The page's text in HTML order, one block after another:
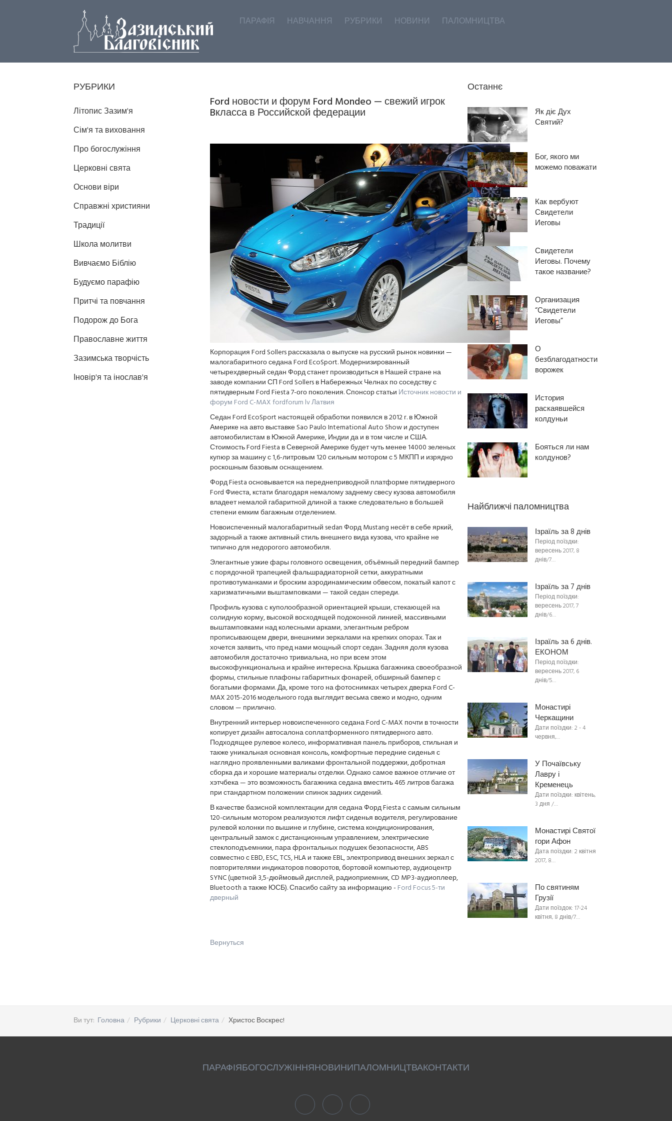
ПАРАФІЯ НАВЧАННЯ РУБРИКИ НОВИНИ ПАЛОМНИЦТВА
Ford новости и форум Ford Mondeo — свежий игрок
Bкласса в Российской федерации
Корпорация Ford Sollers рассказала о выпуске на русский рынок новинки —
малогабаритного седана Ford EcoSport. Модернизированный
четырехдверный седан Форд станет производиться в Нашей стране на
заводе компании СП Ford Sollers в Набережных Челнах по соседству с
пятидверным Ford Fiesta 7-ого поколения. Спонсор статьи Источник новости и
форум Ford C-MAX fordforum lv Латвия
Седан Ford EcoSport настоящей обработки появился в 2012 г. в Южной
Америке на авто выставке Sao Paulo International Auto Show и доступен
автомобилистам в Южной Америке, Индии да и в том числе и США.
Стоимость Ford Fiesta в Северной Америке будет чуть менее 14000 зеленых
купюр за машину с 1,6-литровым 120 сильным мотором с 5 МКПП и изрядно
роскошным базовым оснащением.
Форд Fiesta основывается на переднеприводной платформе пятидверного
Ford Фиеста, кстати благодаря немалому заднему свесу кузова автомобиля
владеет немалой габаритной длиной а также следовательно в большей
степени емким багажным отделением.
Новоиспеченный малогабаритный sedan Форд Mustang несёт в себе яркий,
задорный а также активный стиль внешнего вида кузова, что крайне не
типично для недорогого автомобиля.
Элегантные узкие фары головного освещения, объёмный передний бампер
с порядочной трапецией фальшрадиаторной сетки, аккуратными
противотуманками и броским аэродинамическим обвесом, покатый капот с
харизматичными выштамповками — такой седан спереди.
Профиль кузова с куполообразной ориентацией крыши, стекающей на
солидную корму, высокой восходящей подоконной линией, массивными
выштамповками над колесными арками, элегантным ребром
прописывающем двери, внешними зеркалами на крепких опорах. Так и
хочется заявить, что пред нами мощный спорт седан. Задняя доля кузова
автомобиля достаточно тривиальна, но при всем этом
высокофункциональна и крайне интересна. Крышка багажника своеобразной
формы, стильные плафоны габаритных фонарей, обширный бампер с
богатыми формами. Да, кроме того на фотоснимках четырех дверка Ford C-
MAX 2015-2016 модельного года выглядит весьма свежо и модно, одним
словом — прилично.
Внутренний интерьер новоиспеченного седана Ford C-MAX почти в точности
копирует дизайн автосалона соплатформенного пятидверного авто.
Подходящее рулевое колесо, информативная панель приборов, стильная и
также уникальная основная консоль, комфортные передние сиденья с
наглядно проявленными валиками фронтальной поддержки, добротная
сборка да и хорошие материалы отделки. Однако самое важное отличие от
хэтчбека — это возможность багажника седана вместить 465 литров багажа
при стандартном положении спинок задних сидений.
В качестве базисной комплектации для седана Форд Fiesta с самым сильным
120-сильным мотором реализуются лифт сиденья водителя, регулирование
рулевой колонки по вышине и глубине, система кондиционирования,
центральный замок с дистанционным управлением, электрические
стеклоподъемники, пара фронтальных подушек безопасности, ABS
совместно с EBD, ESC, TCS, HLA и также EBL, электропривод внешних зеркал с
повторителями индикаторов поворотов, бортовой компьютер, аудиоцентр
SYNC (цветной 3,5-дюймовый диcплeй, радиоприемник, CD MP3-аудиоплеер,
Bluetooth а также ЮСБ). Спасибо сайту за информацию - Ford Focus 5-ти
дверный
Вернуться
РУБРИКИ
Літопис Зазим'я
Сім'я та виховання
Про богослужіння
Церковні свята
Основи віри
Справжні християни
Традиції
Школа молитви
Вивчаємо Біблію
Будуємо парафію
Притчі та повчання
Подорож до Бога
Православне життя
Зазимська творчість
Іновір'я та інослав'я
Останнє
Як діє Дух
Святий?
Бог, якого ми
можемо поважати
Как вербуют
Свидетели
Иеговы
Свидетели
Иеговы. Почему
такое название?
Организация
“Свидетели
Иеговы”
О
безблагодатности
ворожек
История
раскаявшейся
колдуньи
Бояться ли нам
колдунов?
Найближчі паломництва
Ізраїль за 8 днів
Період поїздки:
вересень 2017, 8
днів/7…
Ізраїль за 7 днів
Період поїздки:
вересень 2017, 7
днів/6…
Ізраїль за 6 днів.
ЕКОНОМ
Період поїздки:
вересень 2017, 6
днів/5…
Монастирі
Черкащини
Дати поїздки: 2 - 4
червня,…
У Почаївську
Лавру і
Кременець
Дати поїздки: квітень,
3 дня /…
Монастирі Святої
гори Афон
Дата поїздки: 2 квітня
2017, 8…
По святиням
Грузії
Дати поїздок: 17-24
квітня, 8 днів/7…
Ви тут: Головна Рубрики Церковні свята Христос Воскрес!
ПАРАФІЯБОГОСЛУЖІННЯНОВИНИПАЛОМНИЦТВАКОНТАКТИ